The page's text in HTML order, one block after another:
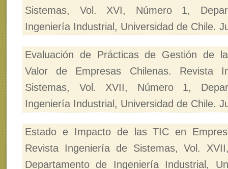
Sistemas, Vol. XVI, Número 1,
Ingeniería Industrial, Universidad de Chile.
Evaluación de Prácticas de Gestión de
Valor de Empresas Chilenas. Revista
Sistemas, Vol. XVII, Número 1,
Ingeniería Industrial, Universidad de Chile.
Estado e Impacto de las TIC en
Revista Ingeniería de Sistemas, Vol.
Departamento de Ingeniería Industrial,